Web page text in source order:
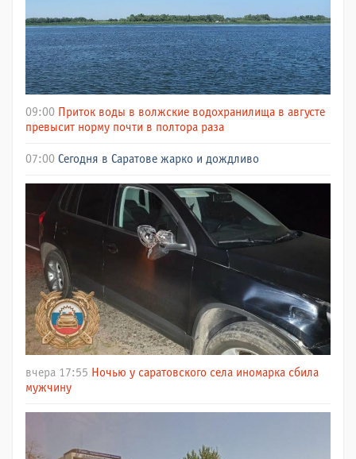
09:00 Приток воды в волжские водохранилища в августе
превысит норму почти в полтора раза
07:00 Сегодня в Саратове жарко и дождливо
вчера 17:55 Ночью у саратовского села иномарка сбила
мужчину